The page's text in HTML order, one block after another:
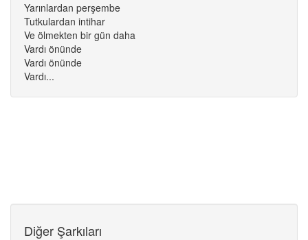
Yarınlardan perşembe
Tutkulardan intihar
Ve ölmekten bir gün daha
Vardı önünde
Vardı önünde
Vardı...
Diğer Şarkıları